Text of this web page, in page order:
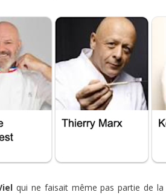
qui ne faisait même pas partie de